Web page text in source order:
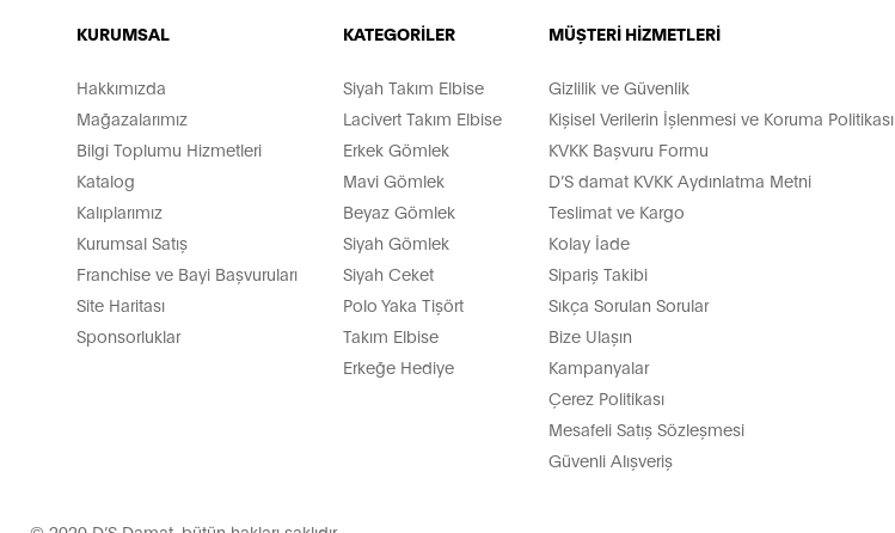
KURUMSAL
Hakkımızda
Mağazalarımız
Bilgi Toplumu Hizmetleri
Katalog
Kalıplarımız
Kurumsal Satış
Franchise ve Bayi Başvuruları
Site Haritası
Sponsorluklar
KATEGORİLER
Siyah Takım Elbise
Lacivert Takım Elbise
Erkek Gömlek
Mavi Gömlek
Beyaz Gömlek
Siyah Gömlek
Siyah Ceket
Polo Yaka Tişört
Takım Elbise
Erkeğe Hediye
MÜŞTERİ HİZMETLERİ
Gizlilik ve Güvenlik
Kişisel Verilerin İşlenmesi ve Koruma Politikası
KVKK Başvuru Formu
D’S damat KVKK Aydınlatma Metni
Teslimat ve Kargo
Kolay İade
Sipariş Takibi
Sıkça Sorulan Sorular
Bize Ulaşın
Kampanyalar
Çerez Politikası
Mesafeli Satış Sözleşmesi
Güvenli Alışveriş